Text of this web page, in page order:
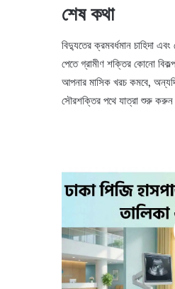
শেষ কথা
বিদ্যুতের ক্রমবর্ধমান চাহিদা
পেতে গ্রামীণ শক্তির কোনো
আপনার মাসিক খরচ কমবে,
সৌরশক্তির পথে যাত্রা শুরু